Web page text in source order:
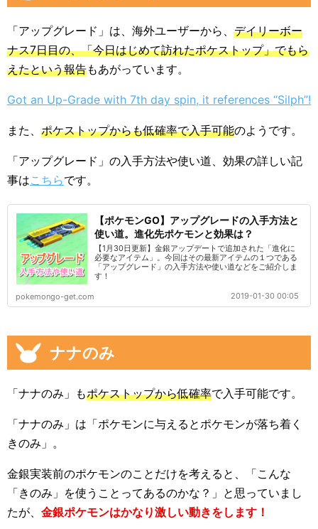
「アップグレード」は、海外ユーザーから、 デイリーボー
ナス7日目の、「今日はじめて訪れたポケストップ」でもら
えたという報告もあがっています。
Got an Up-Grade with 7th day spin, it references “Silph”!
また、 ポケストップからも低確率で入手可能のようです。
「アップグレード」の入手方法や使い道、効果の詳しい記
事はこちらです。
【ポケモンGO】アップグレードの入手方法と
使い道。進化先ポケモンと効果は？
【1月30日更新】金銀アップデートで追加された「進化に
必要なアイテム」。今回はその最新アイテムの１つである
「アップグレード」の入手方法や使い道などをご紹介しま
す！
pokemongo-get.com 2019-01-30 00:05
ナナのみ
「ナナのみ」もポケストップから低確率で入手可能です。
「ナナのみ」は「ポケモンに与えるとポケモンが落ち着く
きのみ」。
金銀実装前のポケモンのことだけを考えると、「こんな
「きのみ」を使うことってあるのかな？」と思っていまし
たが、 金銀ポケモンはかなり激しい動きをします！